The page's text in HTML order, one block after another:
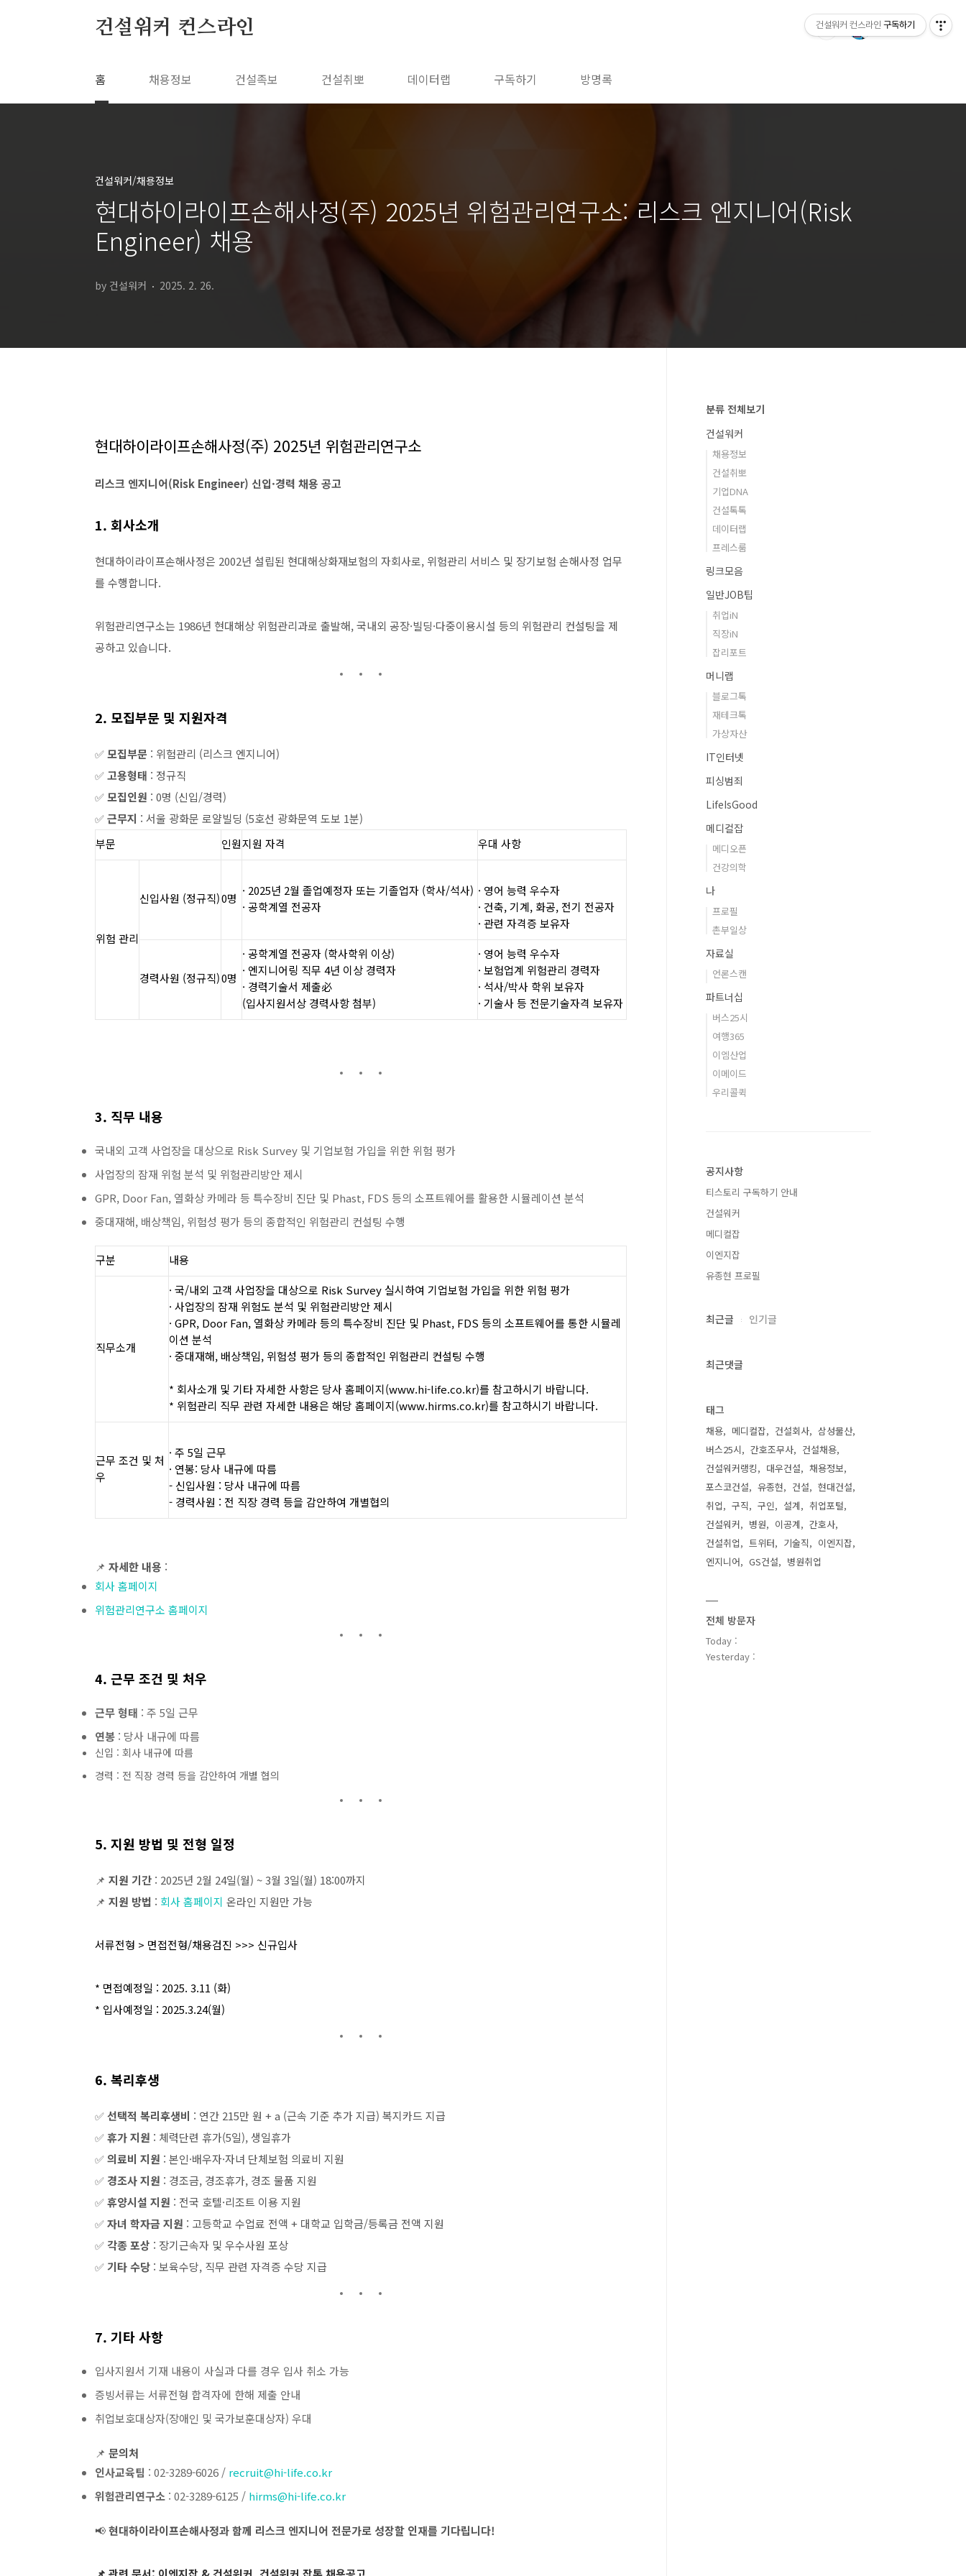
건설워커 컨스라인
홈 채용정보 건설족보 건설취뽀 데이터랩 구독하기 방명록
건설워커/채용정보
현대하이라이프손해사정(주) 2025년 위험관리연구소: 리스크 엔지니어(Risk
Engineer) 채용
by 건설워커 2025. 2. 26.
현대하이라이프손해사정(주) 2025년 위험관리연구소
리스크 엔지니어(Risk Engineer) 신입·경력 채용 공고
1. 회사소개
현대하이라이프손해사정은 2002년 설립된 현대해상화재보험의 자회사로, 위험관리 서비스 및 장기보험 손해사정 업무
를 수행합니다.
위험관리연구소는 1986년 현대해상 위험관리과로 출발해, 국내외 공장·빌딩·다중이용시설 등의 위험관리 컨설팅을 제
공하고 있습니다.
2. 모집부문 및 지원자격
✅모집부문 : 위험관리 (리스크 엔지니어)
✅고용형태 : 정규직
✅모집인원 : 0명 (신입/경력)
✅근무지 : 서울 광화문 로얄빌딩 (5호선 광화문역 도보 1분)
부문
인원지원 자격 우대 사항
위험 관리
신입사원 (정규직)0명
· 2025년 2월 졸업예정자 또는 기졸업자 (학사/석사)
· 공학계열 전공자
· 영어 능력 우수자
· 건축, 기계, 화공, 전기 전공자
· 관련 자격증 보유자
경력사원 (정규직)0명
· 공학계열 전공자 (학사학위 이상)
· 엔지니어링 직무 4년 이상 경력자
· 경력기술서 제출必
(입사지원서상 경력사항 첨부)
· 영어 능력 우수자
· 보험업계 위험관리 경력자
· 석사/박사 학위 보유자
· 기술사 등 전문기술자격 보유자
3. 직무 내용
국내외 고객 사업장을 대상으로 Risk Survey 및 기업보험 가입을 위한 위험 평가
사업장의 잠재 위험 분석 및 위험관리방안 제시
GPR, Door Fan, 열화상 카메라 등 특수장비 진단 및 Phast, FDS 등의 소프트웨어를 활용한 시뮬레이션 분석
중대재해, 배상책임, 위험성 평가 등의 종합적인 위험관리 컨설팅 수행
구분 내용
직무소개
· 국/내외 고객 사업장을 대상으로 Risk Survey 실시하여 기업보험 가입을 위한 위험 평가
· 사업장의 잠재 위험도 분석 및 위험관리방안 제시
· GPR, Door Fan, 열화상 카메라 등의 특수장비 진단 및 Phast, FDS 등의 소프트웨어를 통한 시뮬레
이션 분석
· 중대재해, 배상책임, 위험성 평가 등의 종합적인 위험관리 컨설팅 수행
* 회사소개 및 기타 자세한 사항은 당사 홈페이지(www.hi-life.co.kr)를 참고하시기 바랍니다.
* 위험관리 직무 관련 자세한 내용은 해당 홈페이지(www.hirms.co.kr)를 참고하시기 바랍니다.
근무 조건 및 처
우
· 주 5일 근무
· 연봉: 당사 내규에 따름
- 신입사원 : 당사 내규에 따름
- 경력사원 : 전 직장 경력 등을 감안하여 개별협의
📌 자세한 내용 :
회사 홈페이지
위험관리연구소 홈페이지
4. 근무 조건 및 처우
근무 형태 : 주 5일 근무
연봉 : 당사 내규에 따름
신입 : 회사 내규에 따름
경력 : 전 직장 경력 등을 감안하여 개별 협의
5. 지원 방법 및 전형 일정
📌 지원 기간 : 2025년 2월 24일(월) ~ 3월 3일(월) 18:00까지
📌 지원 방법 : 회사 홈페이지 온라인 지원만 가능
서류전형 > 면접전형/채용검진 >>> 신규입사
* 면접예정일 : 2025. 3.11 (화)
* 입사예정일 : 2025.3.24(월)
6. 복리후생
✅선택적 복리후생비 : 연간 215만 원 + a (근속 기준 추가 지급) 복지카드 지급
✅휴가 지원 : 체력단련 휴가(5일), 생일휴가
✅의료비 지원 : 본인·배우자·자녀 단체보험 의료비 지원
✅ 경조사 지원 : 경조금, 경조휴가, 경조 물품 지원
✅휴양시설 지원 : 전국 호텔·리조트 이용 지원
✅자녀 학자금 지원 : 고등학교 수업료 전액 + 대학교 입학금/등록금 전액 지원
✅ 각종 포상 : 장기근속자 및 우수사원 포상
✅ 기타 수당 : 보육수당, 직무 관련 자격증 수당 지급
7. 기타 사항
입사지원서 기재 내용이 사실과 다를 경우 입사 취소 가능
증빙서류는 서류전형 합격자에 한해 제출 안내
취업보호대상자(장애인 및 국가보훈대상자) 우대
📌 문의처
인사교육팀 : 02-3289-6026 / recruit@hi-life.co.kr
위험관리연구소 : 02-3289-6125 / hirms@hi-life.co.kr
📢현대하이라이프손해사정과 함께 리스크 엔지니어 전문가로 성장할 인재를 기다립니다!
분류 전체보기
건설워커
채용정보
건설취뽀
기업DNA
건설톡톡
데이터랩
프레스룸
링크모음
일반JOB팁
취업iN
직장iN
잡리포트
머니랩
블로그톡
재테크톡
가상자산
IT인터넷
피싱범죄
LifeIsGood
메디컬잡
메디오픈
건강의학
나
프로필
촌부일상
자료실
언론스캔
파트너십
버스25시
여행365
이엠산업
이메이드
우리콜퀵
공지사항
티스토리 구독하기 안내
건설워커
메디컬잡
이엔지잡
유종현 프로필
최근글 인기글
최근댓글
태그
채용 메디컬잡 건설회사
삼성물산
버스25시
간호조무사
건설채용
건설워커랭킹
대우건설
채용정보
포스코건설
유종현 건설
현대건설
취업
구직 구인 설계
취업포털
건설워커
병원 이공계
간호사
건설취업
트위터 기술직
이엔지잡
엔지니어
GS건설 병원취업
전체 방문자
Today :
Yesterday :
건설워커 컨스라인 구독하기